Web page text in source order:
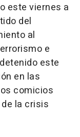
este viernes a
del
al
e
este
en las
comicios
la crisis